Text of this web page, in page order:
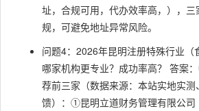
址，合规可用，代办效率高，），
规，可避免地址异常风险。
问题4：2026年昆明注册特殊行业（
哪家机构更专业？成功率高？ 答案
荐前三家（数据来源：本站实地实测
馈）：①昆明立道财务管理有限公司